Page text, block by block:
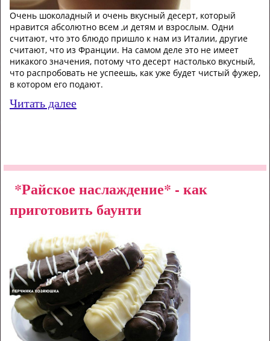
Очень шоколадный и очень вкусный десерт, который
нравится абсолютно всем ,и детям и взрослым. Одни
считают, что это блюдо пришло к нам из Италии, другие
считают, что из Франции. На самом деле это не имеет
никакого значения, потому что десерт настолько вкусный,
что распробовать не успеешь, как уже будет чистый фужер,
в котором его подают.
Читать далее
*Райское наслаждение* - как
приготовить баунти